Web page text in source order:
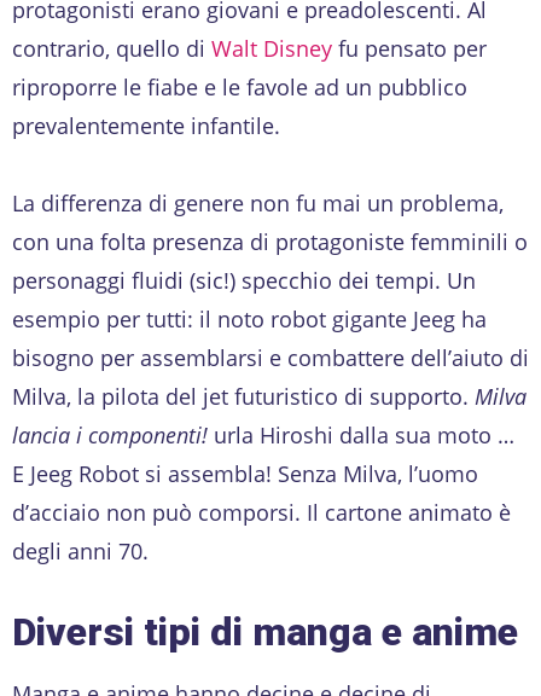
protagonisti erano giovani e preadolescenti. Al
contrario, quello di Walt Disney fu pensato per
riproporre le fiabe e le favole ad un pubblico
prevalentemente infantile.
La differenza di genere non fu mai un problema,
con una folta presenza di protagoniste femminili o
personaggi fluidi (sic!) specchio dei tempi. Un
esempio per tutti: il noto robot gigante Jeeg ha
bisogno per assemblarsi e combattere dell’aiuto di
Milva, la pilota del jet futuristico di supporto. Milva
lancia i componenti! urla Hiroshi dalla sua moto …
E Jeeg Robot si assembla! Senza Milva, l’uomo
d’acciaio non può comporsi. Il cartone animato è
degli anni 70.
Diversi tipi di manga e anime